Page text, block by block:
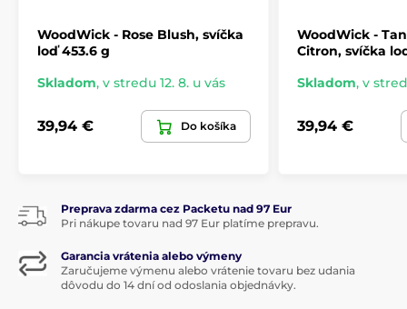
WoodWick - Rose Blush, svíčka
loď 453.6 g
Skladom, v stredu 12. 8. u vás
39,94 € Do košíka
WoodWick -
Citron, svíčka
Skladom, v
39,94 €
Preprava zdarma cez Packetu nad 97 Eur
Pri nákupe tovaru nad 97 Eur platíme prepravu.
Garancia vrátenia alebo výmeny
Zaručujeme výmenu alebo vrátenie tovaru bez udania
dôvodu do 14 dní od odoslania objednávky.